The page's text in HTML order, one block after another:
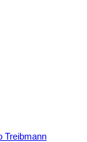
Treibmann